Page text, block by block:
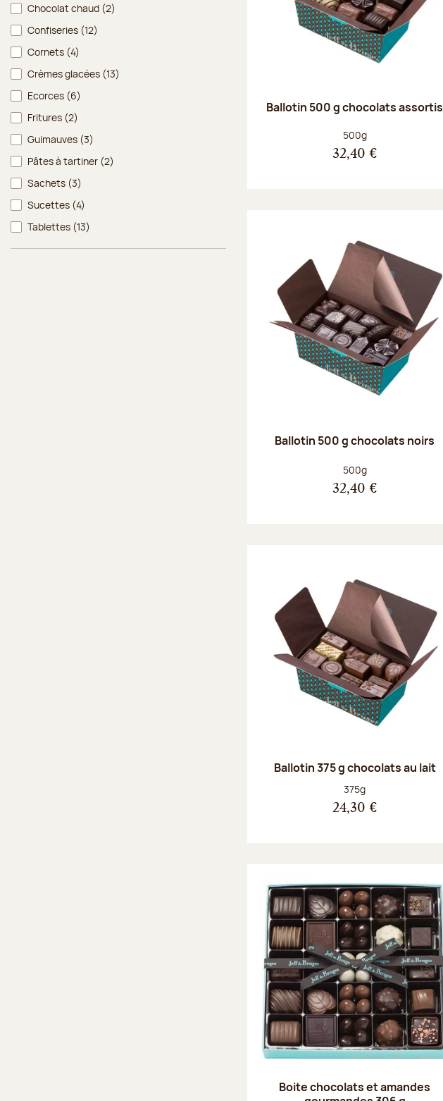
Chocolat chaud (2)
Confiseries (12)
Cornets (4)
Crèmes glacées (13)
Ecorces (6)
Fritures (2)
Guimauves (3)
Pâtes à tartiner (2)
Sachets (3)
Sucettes (4)
Tablettes (13)
Ballotin 500 g chocolats assortis
Poids net :
500g
32,40 €
Ballotin 500 g chocolats noirs
Poids net :
500g
32,40 €
Ballotin 375 g chocolats au lait
Poids net :
375g
24,30 €
Boite chocolats et amandes